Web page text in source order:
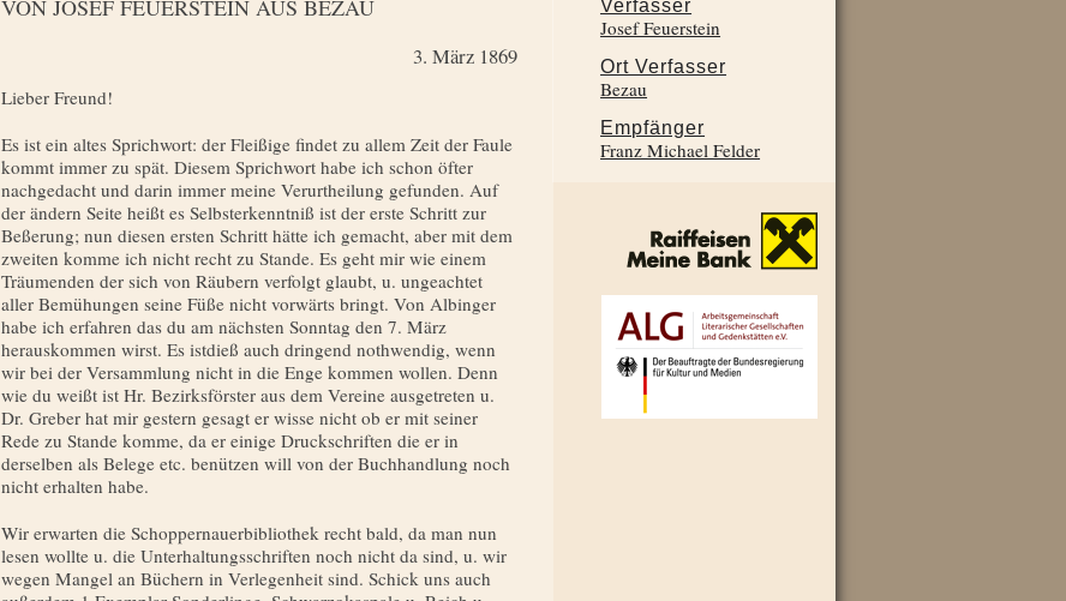
VON JOSEF FEUERSTEIN AUS BEZAU
3. März 1869
Lieber Freund!
Es ist ein altes Sprichwort: der Fleißige findet zu allem Zeit der Faule
kommt immer zu spät. Diesem Sprichwort habe ich schon öfter
nachgedacht und darin immer meine Verurtheilung gefunden. Auf
der ändern Seite heißt es Selbsterkenntniß ist der erste Schritt zur
Beßerung; nun diesen ersten Schritt hätte ich gemacht, aber mit dem
zweiten komme ich nicht recht zu Stande. Es geht mir wie einem
Träumenden der sich von Räubern verfolgt glaubt, u. ungeachtet
aller Bemühungen seine Füße nicht vorwärts bringt. Von Albinger
habe ich erfahren das du am nächsten Sonntag den 7. März
herauskommen wirst. Es istdieß auch dringend nothwen­dig, wenn
wir bei der Versammlung nicht in die Enge kommen wollen. Denn
wie du weißt ist Hr. Bezirksförster aus dem Vereine ausgetreten u.
Dr. Greber hat mir gestern gesagt er wisse nicht ob er mit seiner
Rede zu Stande komme, da er einige Druckschriften die er in
derselben als Belege etc. benützen will von der Buchhandlung noch
nicht erhalten habe.
Wir erwarten die Schoppernauerbibliothek recht bald, da man nun
lesen wollte u. die Unterhaltungsschriften noch nicht da sind, u. wir
wegen Mangel an Büchern in Verlegenheit sind. Schick uns auch
Verfasser
Josef Feuerstein
Ort Verfasser
Bezau
Empfänger
Franz Michael Felder